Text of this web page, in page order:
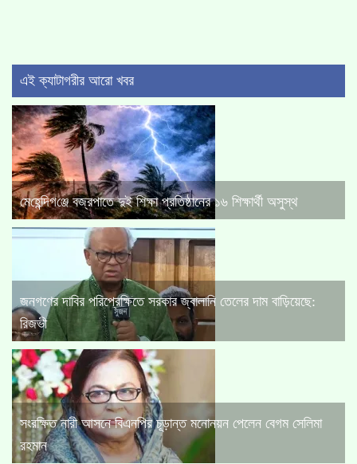
এই ক্যাটাগরীর আরো খবর
মে‌হে‌ন্দিগ‌ঞ্জে বজ্রপাতে দুই শিক্ষা প্রতিষ্ঠানের ১৬ শিক্ষার্থী অসুস্থ
জনগণের দাবির পরিপ্রেক্ষিতে সরকার জ্বালানি তেলের দাম বাড়িয়েছে:
রিজভী
সংরক্ষিত নারী আসনে বিএনপির চূড়ান্ত মনোনয়ন পেলেন বেগম সেলিমা
রহমান